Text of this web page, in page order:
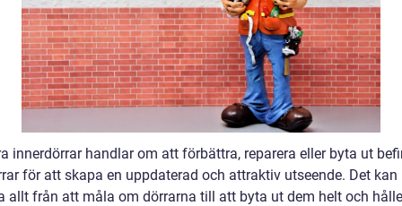
innerdörrar handlar om att förbättra, reparera eller byta ut
för att skapa en uppdaterad och attraktiv utseende. Det kan
allt från att måla om dörrarna till att byta ut dem helt och